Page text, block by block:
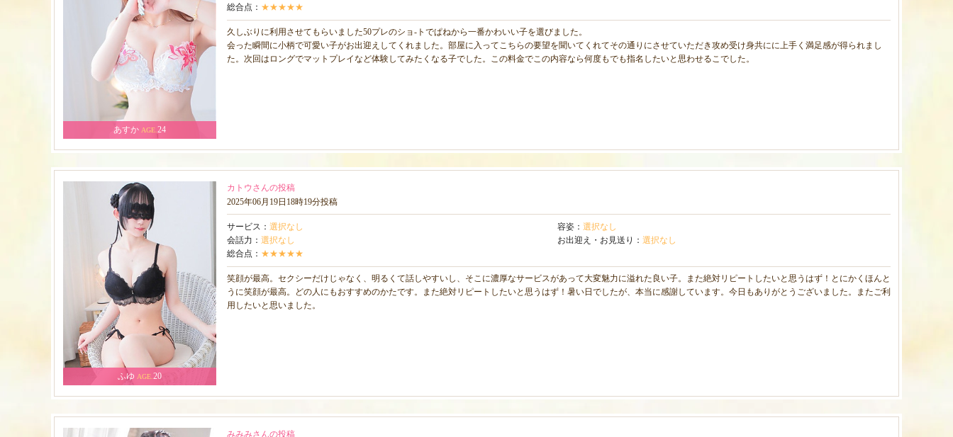
あすか AGE.24
総合点： ★★★★★
久しぶりに利用させてもらいました50プレのショ-トでぱねから一番かわいい子を選びました。
会った瞬間に小柄で可愛い子がお出迎えしてくれました。部屋に入ってこちらの要望を聞いてくれてその通りにさせていただき攻め受け身共にに上手く満足感が得られまし
た。次回はロングでマットプレイなど体験してみたくなる子でした。この料金でこの内容なら何度もでも指名したいと思わせるこでした。
ふゆ AGE.20
カトウさんの投稿
2025年06月19日18時19分投稿
サービス： 選択なし 容姿： 選択なし
会話力： 選択なし お出迎え・お見送り： 選択なし
総合点： ★★★★★
笑顔が最高。セクシーだけじゃなく、明るくて話しやすいし、そこに濃厚なサービスがあって大変魅力に溢れた良い子。また絶対リピートしたいと思うはず！とにかくほんと
うに笑顔が最高。どの人にもおすすめのかたです。また絶対リピートしたいと思うはず！暑い日でしたが、本当に感謝しています。今日もありがとうございました。またご利
用したいと思いました。
みみみさんの投稿